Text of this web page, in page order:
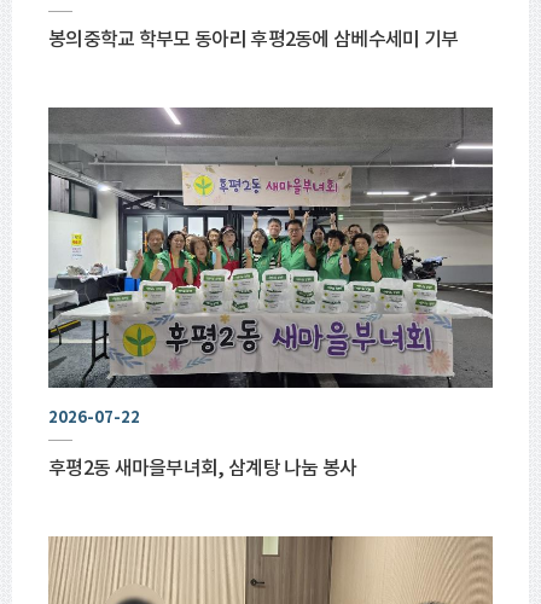
봉의중학교 학부모 동아리 후평2동에 삼베수세미 기부
2026-07-22
후평2동 새마을부녀회, 삼계탕 나눔 봉사